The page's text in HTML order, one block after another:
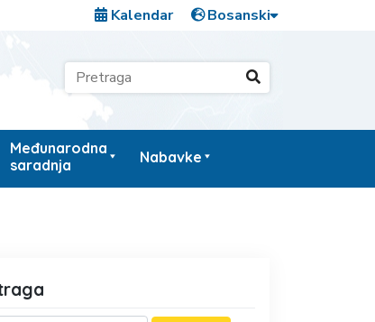
Kalendar
Međunarodna
saradnja
Nabavke